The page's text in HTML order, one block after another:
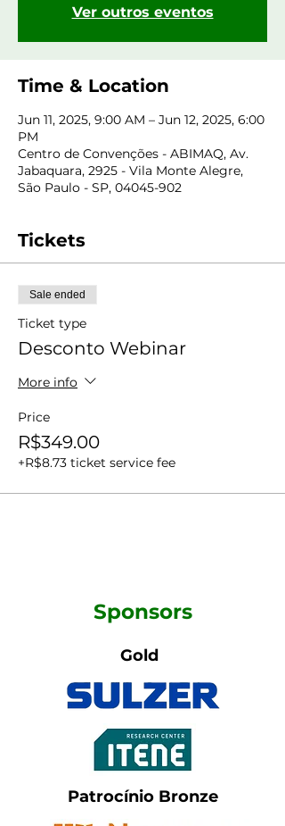
Ver outros eventos
Time & Location
Jun 11, 2025, 9:00 AM – Jun 12, 2025, 6:00
PM
Centro de Convenções - ABIMAQ, Av.
Jabaquara, 2925 - Vila Monte Alegre,
São Paulo - SP, 04045-902
Tickets
Sale ended
Ticket type
Desconto Webinar
More info
Price
R$349.00
+R$8.73 ticket service fee
Sponsors
Gold
Patrocínio Bronze